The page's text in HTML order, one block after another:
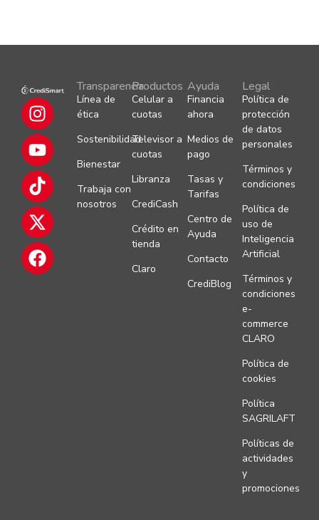
Transparencia
Línea de
ética
Sostenibilidad
Bienestar
Trabaja con
nosotros
Productos
Celular a
cuotas
Televisor a
cuotas
Libranza
CrediCash
Crédito en
tienda
Claro
Ayuda
Financia
ahora
Medios de
pago
Tasas y
Tarifas
Centro de
Ayuda
Contacto
CrediBlog
Legal
Política de
protección
de datos
personales
Términos y
condiciones
Política de
uso de
Inteligencia
Artificial
Términos y
condiciones
e-
commerce
CLARO
Política de
cookies
Política
SAGRILAFT
Políticas de
actividades
y
promociones